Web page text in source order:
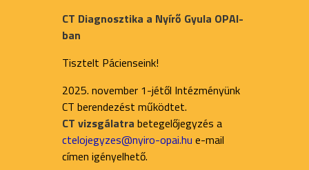
CT Diagnosztika a Nyírő Gyula OPAI-
ban
Tisztelt Pácienseink!
2025. november 1-jétől Intézményünk
CT berendezést működtet.
CT vizsgálatra betegelőjegyzés a
ctelojegyzes@nyiro-opai.hu e-mail
címen igényelhető.